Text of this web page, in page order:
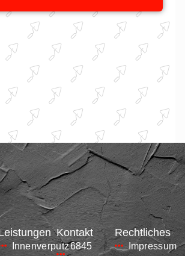
Innenverputz
Kontakt
6845
Rechtliches
Impressum